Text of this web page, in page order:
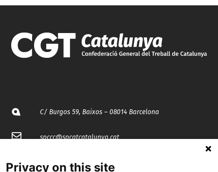
C/ Burgos 59, Baixos – 08014 Barcelona
spccc@spcgtcatalunya.cat
Privacy on this site